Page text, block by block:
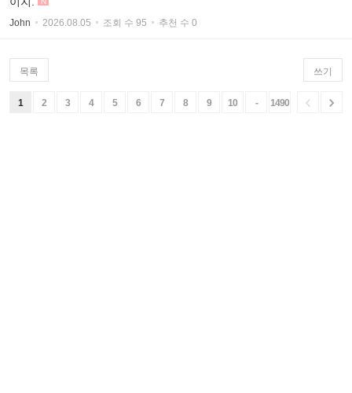
John 2026.08.05 조회 수 95 추천 수 0
목록 쓰기
1 2 3 4 5 6 7 8 9 10 - 1490  